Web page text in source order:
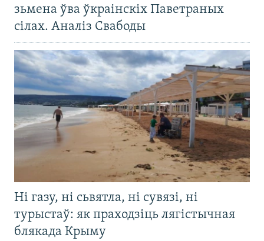
зьмена ўва ўкраінскіх Паветраных
сілах. Аналіз Свабоды
Ні газу, ні сьвятла, ні сувязі, ні
турыстаў: як праходзіць лягістычная
блякада Крыму